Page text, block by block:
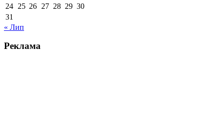
24 25 26 27 28 29 30
31
« Лип
Реклама